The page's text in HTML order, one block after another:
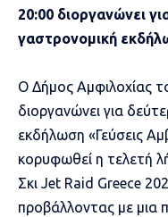
20:00 διοργανώνει
γαστρονομική
Ο Δήμος Αμφιλοχίας
διοργανώνει για
εκδήλωση «Γεύσεις
κορυφωθεί η τελετή
Σκι Jet Raid Greece
προβάλλοντας με μια